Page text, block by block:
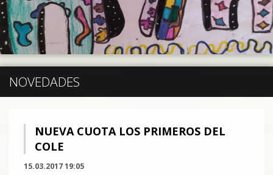
NOVEDADES
NUEVA CUOTA LOS PRIMEROS DEL
COLE
15.03.2017 19:05